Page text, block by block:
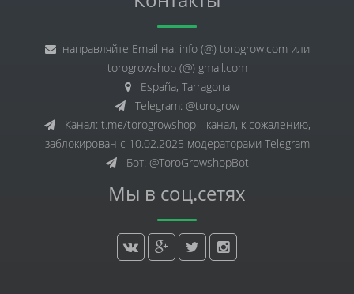
направляйте Email на: info (@) torogrow.com или
torogrowshop (@) gmail.com
España, Tarragona
Telegram: @torogrow
Канал: t.me/torogrowshop - канал, к сожалению,
заблокирован с 10.02.2025 модераторами Telegram
Бот: @ToroGrowshopBot
Мы в соц.сетях